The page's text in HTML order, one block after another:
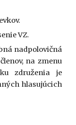
VZ.
nadpolovičná
na zmenu
združenia je
hlasujúcich